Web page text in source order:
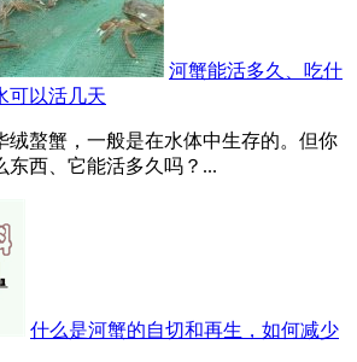
河蟹能活多久、吃什
可以活几天
绒螯蟹，一般是在水体中生存的。但你
东西、它能活多久吗？...
什么是河蟹的自切和再生，如何减少